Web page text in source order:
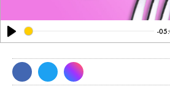
Play
-